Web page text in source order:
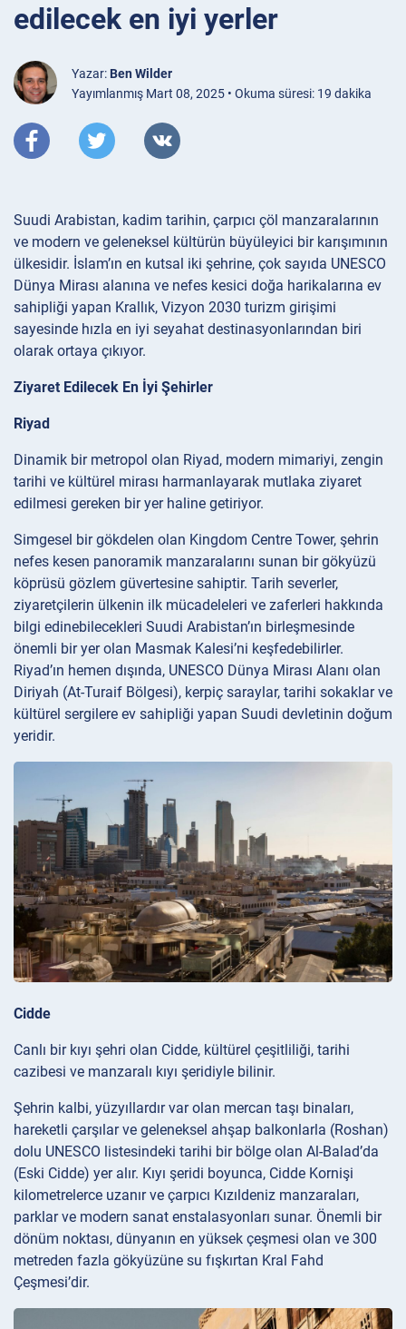
edilecek en iyi yerler
Yazar: Ben Wilder
Yayımlanmış Mart 08, 2025 • Okuma süresi: 19 dakika
Suudi Arabistan, kadim tarihin, çarpıcı çöl manzaralarının
ve modern ve geleneksel kültürün büyüleyici bir karışımının
ülkesidir. İslam’ın en kutsal iki şehrine, çok sayıda UNESCO
Dünya Mirası alanına ve nefes kesici doğa harikalarına ev
sahipliği yapan Krallık, Vizyon 2030 turizm girişimi
sayesinde hızla en iyi seyahat destinasyonlarından biri
olarak ortaya çıkıyor.
Ziyaret Edilecek En İyi Şehirler
Riyad
Dinamik bir metropol olan Riyad, modern mimariyi, zengin
tarihi ve kültürel mirası harmanlayarak mutlaka ziyaret
edilmesi gereken bir yer haline getiriyor.
Simgesel bir gökdelen olan Kingdom Centre Tower, şehrin
nefes kesen panoramik manzaralarını sunan bir gökyüzü
köprüsü gözlem güvertesine sahiptir. Tarih severler,
ziyaretçilerin ülkenin ilk mücadeleleri ve zaferleri hakkında
bilgi edinebilecekleri Suudi Arabistan’ın birleşmesinde
önemli bir yer olan Masmak Kalesi’ni keşfedebilirler.
Riyad’ın hemen dışında, UNESCO Dünya Mirası Alanı olan
Diriyah (At-Turaif Bölgesi), kerpiç saraylar, tarihi sokaklar ve
kültürel sergilere ev sahipliği yapan Suudi devletinin doğum
yeridir.
Cidde
Canlı bir kıyı şehri olan Cidde, kültürel çeşitliliği, tarihi
cazibesi ve manzaralı kıyı şeridiyle bilinir.
Şehrin kalbi, yüzyıllardır var olan mercan taşı binaları,
hareketli çarşılar ve geleneksel ahşap balkonlarla (Roshan)
dolu UNESCO listesindeki tarihi bir bölge olan Al-Balad’da
(Eski Cidde) yer alır. Kıyı şeridi boyunca, Cidde Kornişi
kilometrelerce uzanır ve çarpıcı Kızıldeniz manzaraları,
parklar ve modern sanat enstalasyonları sunar. Önemli bir
dönüm noktası, dünyanın en yüksek çeşmesi olan ve 300
metreden fazla gökyüzüne su fışkırtan Kral Fahd
Çeşmesi’dir.